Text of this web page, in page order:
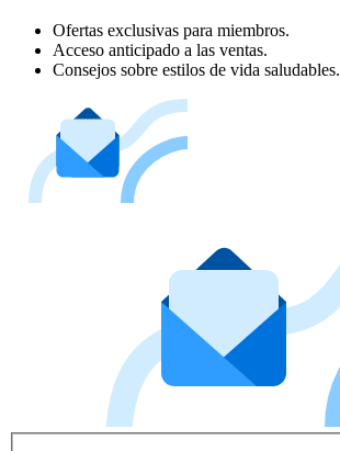
Ofertas exclusivas para miembros.
Acceso anticipado a las ventas.
Consejos sobre estilos de vida saludables.